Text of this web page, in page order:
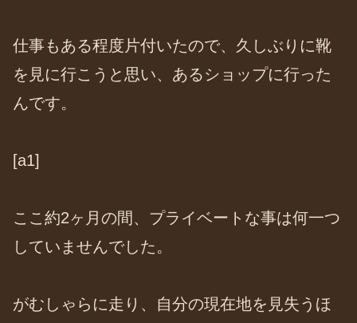
仕事もある程度片付いたので、久しぶりに靴
を見に行こうと思い、あるショップに行った
んです。
[a1]
ここ約2ヶ月の間、プライベートな事は何一つ
していませんでした。
がむしゃらに走り、自分の現在地を見失うほ